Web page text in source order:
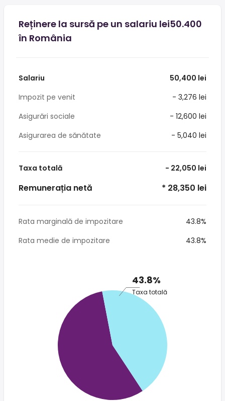
Reținere la sursă pe un salariu lei50.400
în România
Salariu
50,400 lei
Impozit pe venit
- 3,276 lei
Asigurări sociale
- 12,600 lei
Asigurarea de sănătate
- 5,040 lei
Taxa totală - 22,050 lei
Remunerația netă * 28,350 lei
Rata marginală de impozitare
43.8%
Rata medie de impozitare
43.8%
43.8%
Taxa totală